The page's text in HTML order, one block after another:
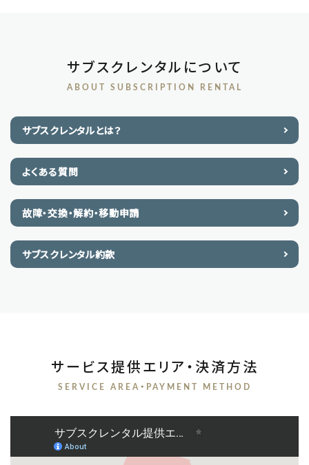
サブスクレンタルについて
ABOUT SUBSCRIPTION RENTAL
サブスクレンタルとは？
よくある質問
故障・交換・解約・移動申請
サブスクレンタル約款
サービス提供エリア・決済方法
SERVICE AREA・PAYMENT METHOD